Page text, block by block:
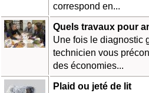
correspond en...
Quels travaux pour
Une fois le diagnostic
technicien vous
des économies...
Plaid ou jeté de lit